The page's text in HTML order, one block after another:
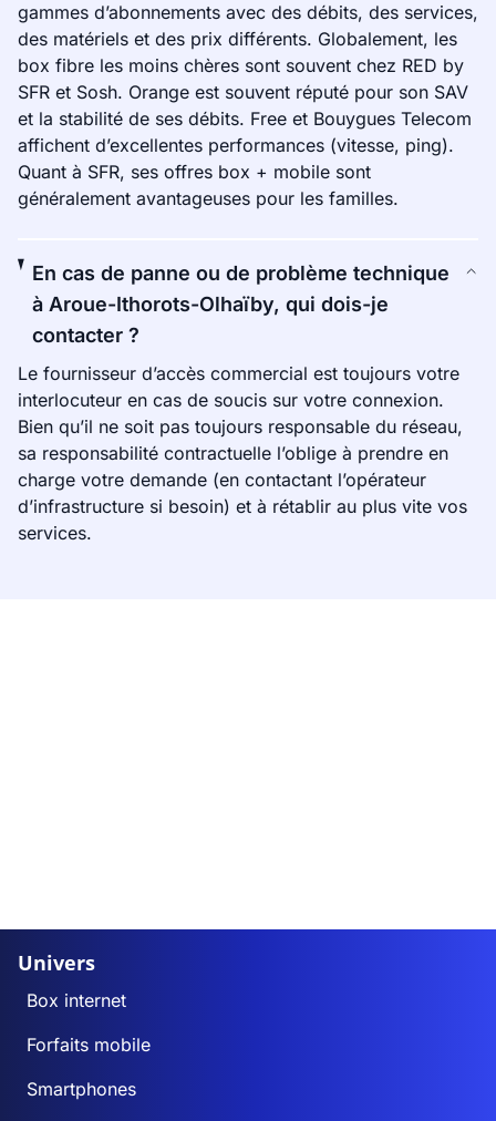
gammes d’abonnements avec des débits, des services,
des matériels et des prix différents. Globalement, les
box fibre les moins chères sont souvent chez RED by
SFR et Sosh. Orange est souvent réputé pour son SAV
et la stabilité de ses débits. Free et Bouygues Telecom
affichent d’excellentes performances (vitesse, ping).
Quant à SFR, ses offres box + mobile sont
généralement avantageuses pour les familles.
En cas de panne ou de problème technique
à Aroue-Ithorots-Olhaïby, qui dois-je
contacter ?
Le fournisseur d’accès commercial est toujours votre
interlocuteur en cas de soucis sur votre connexion.
Bien qu’il ne soit pas toujours responsable du réseau,
sa responsabilité contractuelle l’oblige à prendre en
charge votre demande (en contactant l’opérateur
d’infrastructure si besoin) et à rétablir au plus vite vos
services.
Univers
Box internet
Forfaits mobile
Smartphones